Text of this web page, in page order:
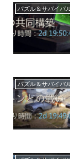
パズル＆サバイバ
パズル＆サバイバ